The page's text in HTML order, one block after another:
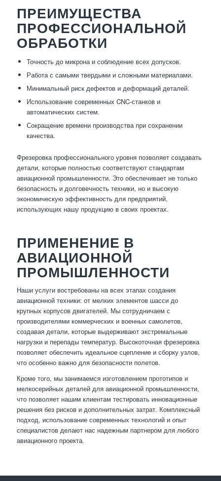
ПРЕИМУЩЕСТВА
ПРОФЕССИОНАЛЬНОЙ
ОБРАБОТКИ
Точность до микрона и соблюдение всех допусков.
Работа с самыми твердыми и сложными материалами.
Минимальный риск дефектов и деформаций деталей.
Использование современных CNC-станков и
автоматических систем.
Сокращение времени производства при сохранении
качества.
Фрезеровка профессионального уровня позволяет создавать
детали, которые полностью соответствуют стандартам
авиационной промышленности. Это обеспечивает не только
безопасность и долговечность техники, но и высокую
экономическую эффективность для предприятий,
использующих нашу продукцию в своих проектах.
ПРИМЕНЕНИЕ В
АВИАЦИОННОЙ
ПРОМЫШЛЕННОСТИ
Наши услуги востребованы на всех этапах создания
авиационной техники: от мелких элементов шасси до
крупных корпусов двигателей. Мы сотрудничаем с
производителями коммерческих и военных самолетов,
создавая детали, которые выдерживают экстремальные
нагрузки и перепады температур. Высокоточная фрезеровка
позволяет обеспечить идеальное сцепление и сборку узлов,
что особенно важно для безопасности полетов.
Кроме того, мы занимаемся изготовлением прототипов и
мелкосерийных деталей для авиационной промышленности,
что позволяет нашим клиентам тестировать инновационные
решения без рисков и дополнительных затрат. Комплексный
подход, использование современных технологий и опыт
специалистов делают нас надежным партнером для любого
авиационного проекта.